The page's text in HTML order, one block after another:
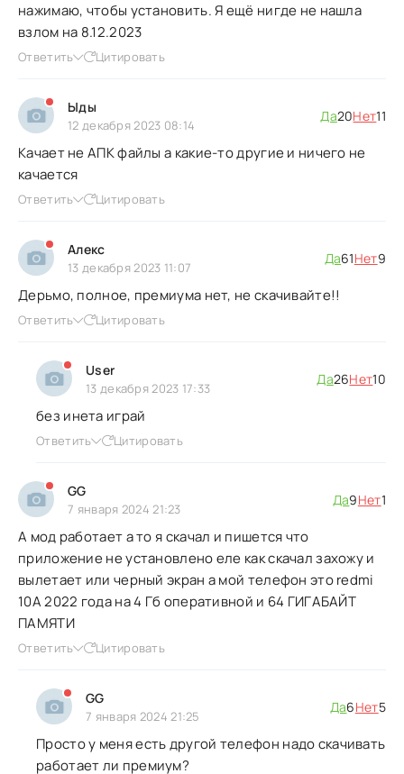
нажимаю, чтобы установить. Я ещё нигде не нашла
взлом на 8.12.2023
Ответить Цитировать
Ыды
12 декабря 2023 08:14
Да20Нет11
Качает не АПК файлы а какие-то другие и ничего не
качается
Ответить Цитировать
Алекс
13 декабря 2023 11:07
Да61Нет9
Дерьмо, полное, премиума нет, не скачивайте!!
Ответить Цитировать
User
13 декабря 2023 17:33
Да26Нет10
без инета играй
Ответить Цитировать
GG
7 января 2024 21:23
Да9Нет1
А мод работает а то я скачал и пишется что
приложение не установлено еле как скачал захожу и
вылетает или черный экран а мой телефон это redmi
10A 2022 года на 4 Гб оперативной и 64 ГИГАБАЙТ
ПАМЯТИ
Ответить Цитировать
GG
7 января 2024 21:25
Да6Нет5
Просто у меня есть другой телефон надо скачивать
работает ли премиум?